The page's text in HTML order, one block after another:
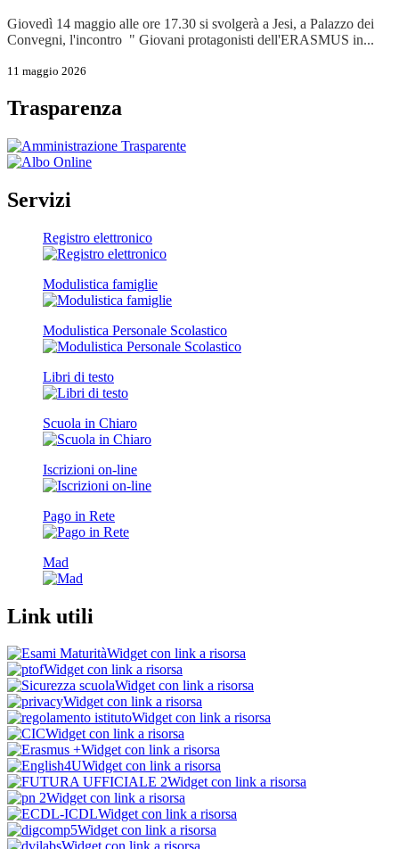
Giovedì 14 maggio alle ore 17.30 si svolgerà a Jesi, a Palazzo dei
Convegni, l'incontro " Giovani protagonisti dell'ERASMUS in...
11 maggio 2026
Trasparenza
Servizi
Registro elettronico
Modulistica famiglie
Modulistica Personale Scolastico
Libri di testo
Scuola in Chiaro
Iscrizioni on-line
Pago in Rete
Mad
Link utili
Widget con link a risorsa
Widget con link a risorsa
Widget con link a risorsa
Widget con link a risorsa
Widget con link a risorsa
Widget con link a risorsa
Widget con link a risorsa
Widget con link a risorsa
Widget con link a risorsa
Widget con link a risorsa
Widget con link a risorsa
Widget con link a risorsa